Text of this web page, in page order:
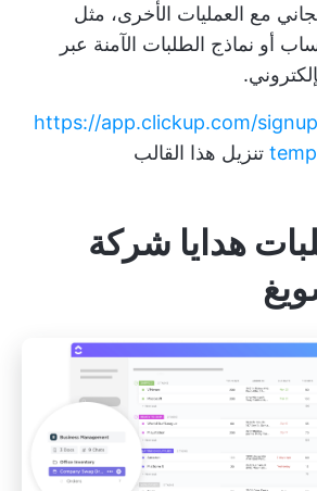
مع العمليات الأخرى، مثل
أو نماذج الطلبات الآمنة عبر
https://app.clickup.com/
تنزيل هذا القالب
هدايا شركة